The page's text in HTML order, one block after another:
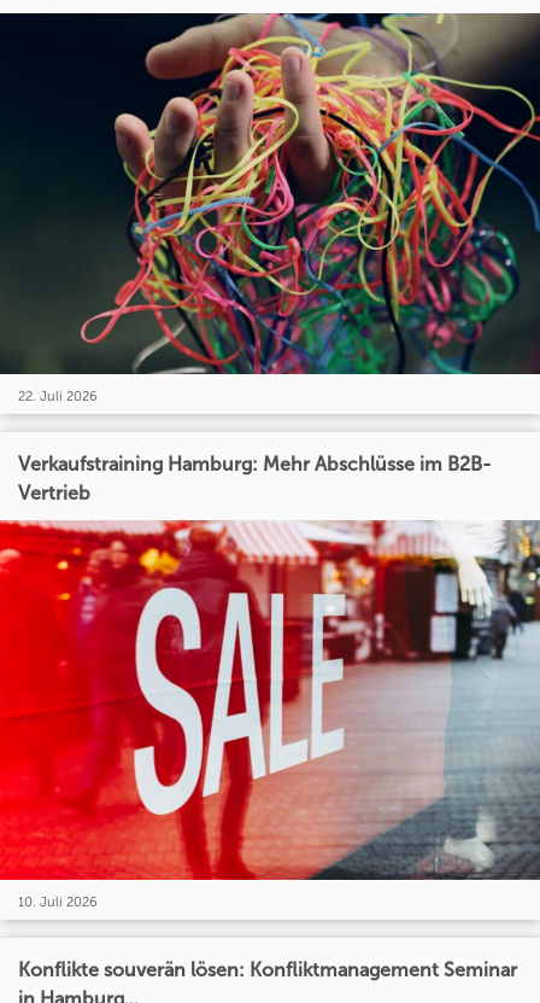
22. Juli 2026
Verkaufstraining Hamburg: Mehr Abschlüsse im B2B-
Vertrieb
10. Juli 2026
Konflikte souverän lösen: Konfliktmanagement Seminar